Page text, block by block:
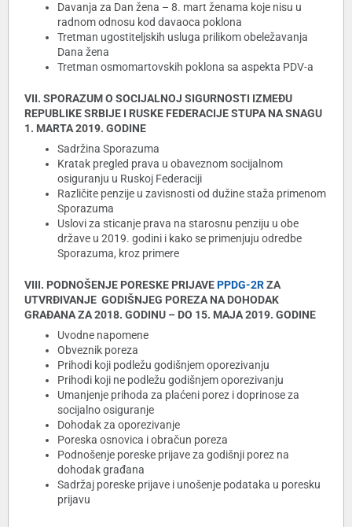
Davanja za Dan žena – 8. mart ženama koje nisu u
radnom odnosu kod davaoca poklona
Tretman ugostiteljskih usluga prilikom obeležavanja
Dana žena
Tretman osmomartovskih poklona sa aspekta PDV-a
VII. SPORAZUM O SOCIJALNOJ SIGURNOSTI IZMEĐU
REPUBLIKE SRBIJE I RUSKE FEDERACIJE STUPA NA SNAGU
1. MARTA 2019. GODINE
Sadržina Sporazuma
Kratak pregled prava u obaveznom socijalnom
osiguranju u Ruskoj Federaciji
Različite penzije u zavisnosti od dužine staža primenom
Sporazuma
Uslovi za sticanje prava na starosnu penziju u obe
države u 2019. godini i kako se primenjuju odredbe
Sporazuma, kroz primere
VIII. PODNOŠENJE PORESKE PRIJAVEPPDG-2RZA
UTVRĐIVANJE GODIŠNJEG POREZA NA DOHODAK
GRAĐANA ZA 2018. GODINU – DO 15. MAJA 2019. GODINE
Uvodne napomene
Obveznik poreza
Prihodi koji podležu godišnjem oporezivanju
Prihodi koji ne podležu godišnjem oporezivanju
Umanjenje prihoda za plaćeni porez i doprinose za
socijalno osiguranje
Dohodak za oporezivanje
Poreska osnovica i obračun poreza
Podnošenje poreske prijave za godišnji porez na
dohodak građana
Sadržaj poreske prijave i unošenje podataka u poresku
prijavu